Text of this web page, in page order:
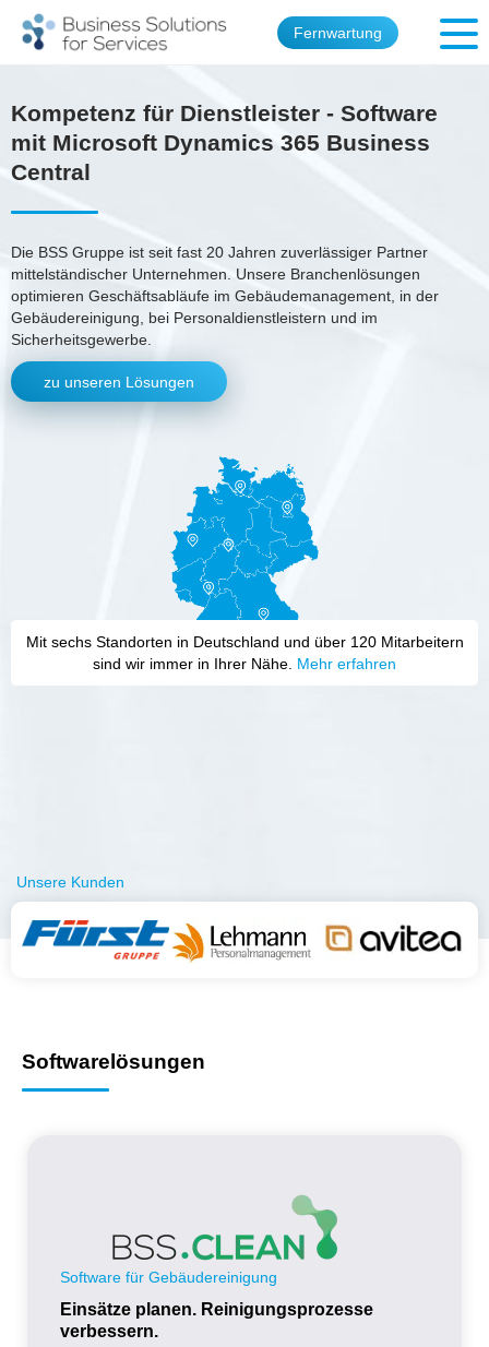
Fernwartung
Unsere Kunden
Kompetenz für Dienstleister - Software
mit Microsoft Dynamics 365 Business
Central
Die BSS Gruppe ist seit fast 20 Jahren zuverlässiger Partner
mittelständischer Unternehmen. Unsere Branchenlösungen
optimieren Geschäftsabläufe im Gebäudemanagement, in der
Gebäudereinigung, bei Personaldienstleistern und im
Sicherheitsgewerbe.
zu unseren Lösungen
Mit sechs Standorten in Deutschland und über 120 Mitarbeitern
sind wir immer in Ihrer Nähe. Mehr erfahren
Softwarelösungen
Software für Gebäudereinigung
Einsätze planen. Reinigungsprozesse
verbessern.